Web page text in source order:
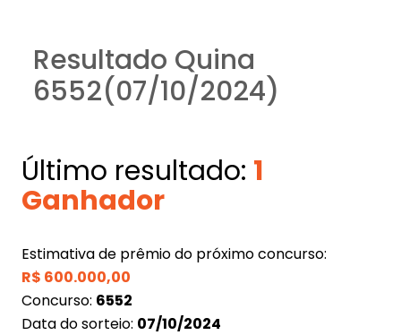
Resultado Quina
6552(07/10/2024)
Último resultado: 1
Ganhador
Estimativa de prêmio do próximo concurso:
R$ 600.000,00
Concurso: 6552
Data do sorteio: 07/10/2024